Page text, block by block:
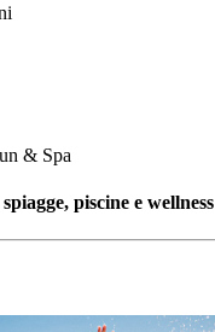
& Spa
piscine e wellness